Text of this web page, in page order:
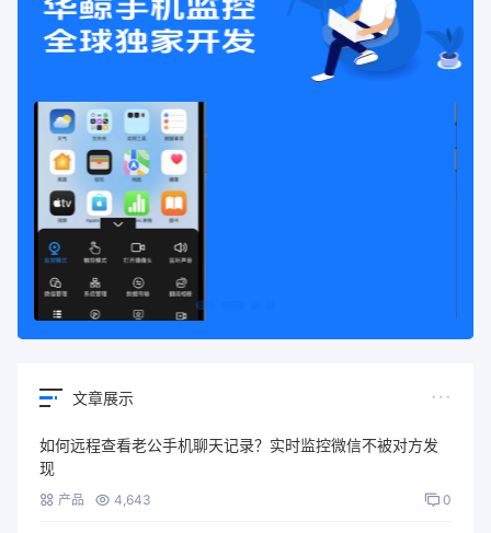
文章展示
如何远程查看老公手机聊天记录？实时监控微信不被对方发
现
产品 4,643 0